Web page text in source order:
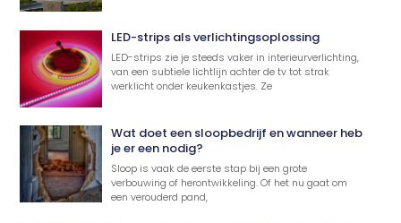
LED-strips als verlichtingsoplossing
LED-strips zie je steeds vaker in interieurverlichting,
van een subtiele lichtlijn achter de tv tot strak
werklicht onder keukenkastjes. Ze
Wat doet een sloopbedrijf en wanneer heb
je er een nodig?
Sloop is vaak de eerste stap bij een grote
verbouwing of herontwikkeling. Of het nu gaat om
een verouderd pand,